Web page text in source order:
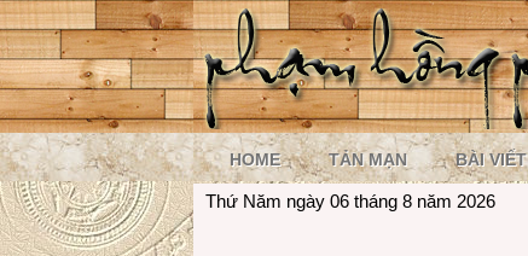
HOME TẢN MẠN BÀI VIẾT
Thứ Năm ngày 06 tháng 8 năm 2026